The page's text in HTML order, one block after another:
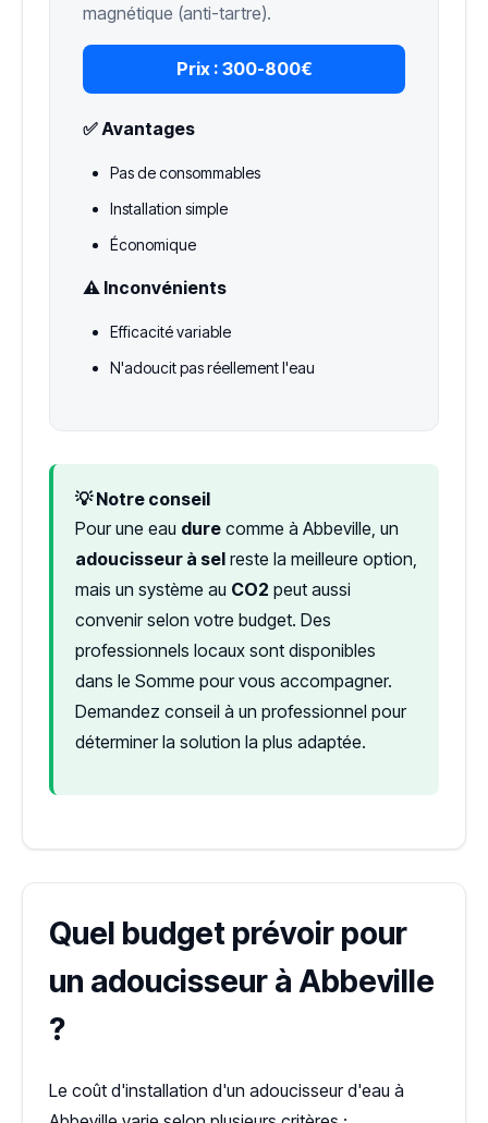
magnétique (anti-tartre).
Prix : 300-800€
✅ Avantages
Pas de consommables
Installation simple
Économique
⚠️ Inconvénients
Efficacité variable
N'adoucit pas réellement l'eau
💡 Notre conseil
Pour une eau dure comme à Abbeville, un
adoucisseur à sel reste la meilleure option,
mais un système au CO2 peut aussi
convenir selon votre budget. Des
professionnels locaux sont disponibles
dans le Somme pour vous accompagner.
Demandez conseil à un professionnel pour
déterminer la solution la plus adaptée.
Quel budget prévoir pour
un adoucisseur à Abbeville
?
Le coût d'installation d'un adoucisseur d'eau à